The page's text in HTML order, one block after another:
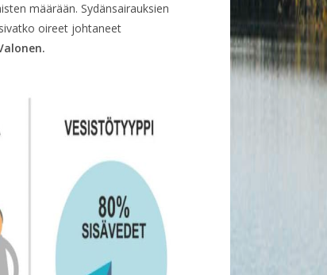
määrään. Sydänsairauksien
oireet johtaneet